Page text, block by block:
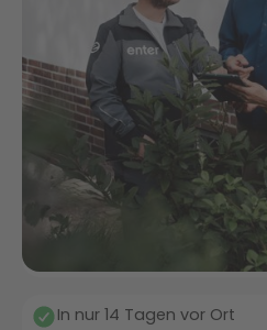
In nur 14 Tagen vor Ort